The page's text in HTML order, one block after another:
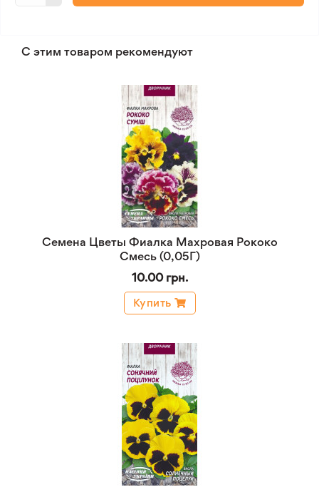
С этим товаром рекомендуют
Семена Цветы Фиалка Махровая Рококо
Смесь (0,05Г)
10.00 грн.
Купить